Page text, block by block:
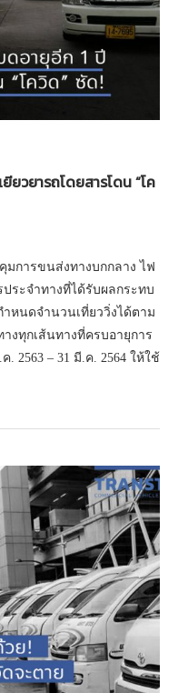
วยารถโดยสารโดน “โค
มการขนส่งทางบกกลาง ไฟ
ระจำทางที่ได้รับผลกระทบ
ำหนดจำนวนเที่ยววิ่งได้ตาม
งทุกเส้นทางที่ครบอายุการ
2563 – 31 มี.ค. 2564 ให้ใช้